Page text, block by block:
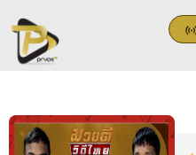
to
content